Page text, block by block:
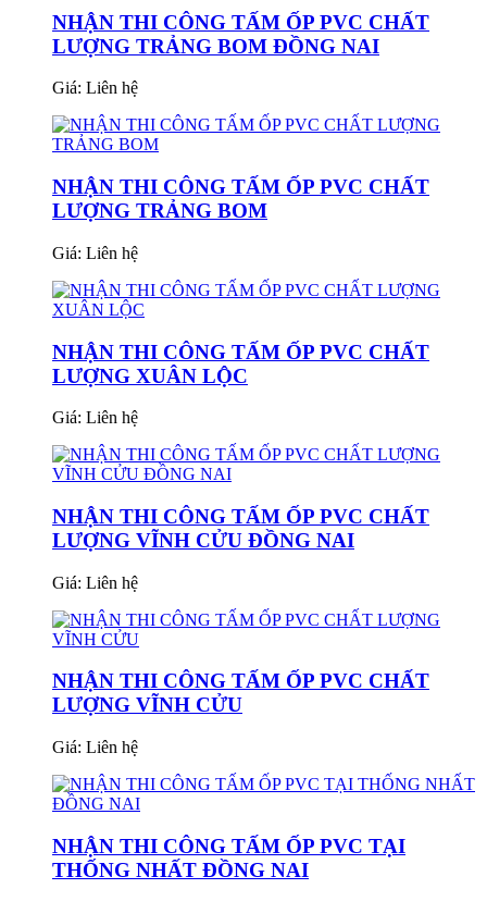
NHẬN THI CÔNG TẤM ỐP PVC CHẤT
LƯỢNG TRẢNG BOM ĐỒNG NAI
Giá: Liên hệ
NHẬN THI CÔNG TẤM ỐP PVC CHẤT
LƯỢNG TRẢNG BOM
Giá: Liên hệ
NHẬN THI CÔNG TẤM ỐP PVC CHẤT
LƯỢNG XUÂN LỘC
Giá: Liên hệ
NHẬN THI CÔNG TẤM ỐP PVC CHẤT
LƯỢNG VĨNH CỬU ĐỒNG NAI
Giá: Liên hệ
NHẬN THI CÔNG TẤM ỐP PVC CHẤT
LƯỢNG VĨNH CỬU
Giá: Liên hệ
NHẬN THI CÔNG TẤM ỐP PVC TẠI
THỐNG NHẤT ĐỒNG NAI